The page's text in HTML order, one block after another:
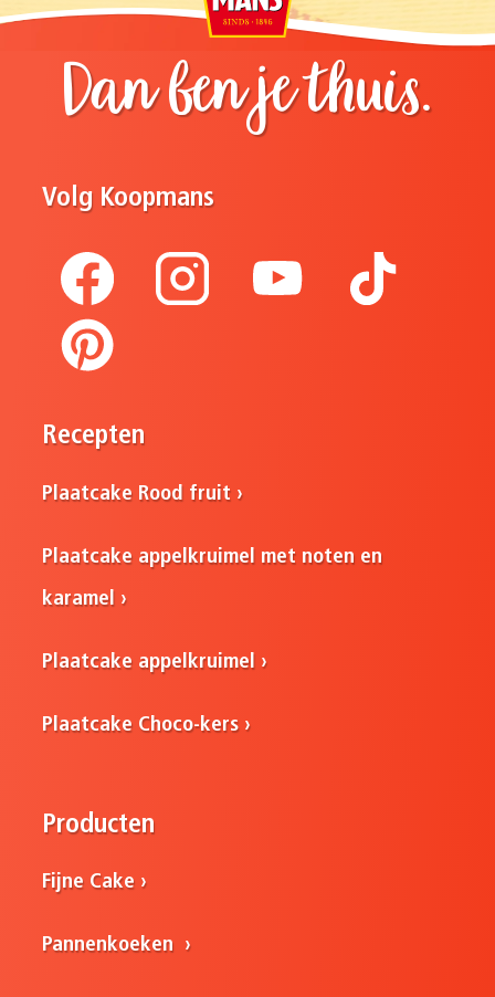
Dan ben je thuis.
Volg Koopmans
Recepten
Plaatcake Rood fruit
Plaatcake appelkruimel met noten en
karamel
Plaatcake appelkruimel
Plaatcake Choco-kers
Producten
Fijne Cake
Pannenkoeken